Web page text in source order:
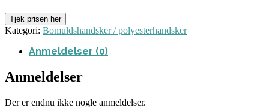
Tjek prisen her
Kategori: Bomuldshandsker / polyesterhandsker
Anmeldelser (0)
Anmeldelser
Der er endnu ikke nogle anmeldelser.